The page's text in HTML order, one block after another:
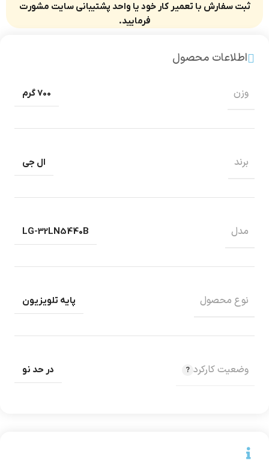
ثبت سفارش با تعمیر کار خود یا واحد پشتیبانی سایت مشورت
فرمایید.
اطلاعات محصول
وزن 700 گرم
برند ال جی
مدل LG-32LN5440B
نوع محصول پایه تلویزیون
وضعیت کارکرد در حد نو